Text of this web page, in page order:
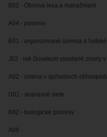
B02 - Obnova lesa a manažment
A04 - pasenie
E01 - urganizované územia a
J02 - iné človekom vyvolané zneny
A02 - zmena v spôsoboch
D01 - dopravné siete
K02 - biologické procesy
A06 -